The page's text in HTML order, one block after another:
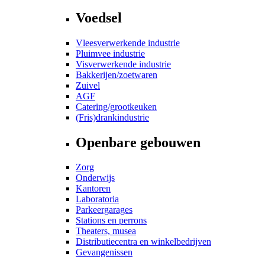
Voedsel
Vleesverwerkende industrie
Pluimvee industrie
Visverwerkende industrie
Bakkerijen/zoetwaren
Zuivel
AGF
Catering/grootkeuken
(Fris)drankindustrie
Openbare gebouwen
Zorg
Onderwijs
Kantoren
Laboratoria
Parkeergarages
Stations en perrons
Theaters, musea
Distributiecentra en winkelbedrijven
Gevangenissen